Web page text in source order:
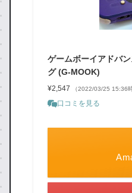
ゲームボーイアドバ
グ (G-MOOK)
¥2,547 （2022/03/25 15:36
口コミを見る